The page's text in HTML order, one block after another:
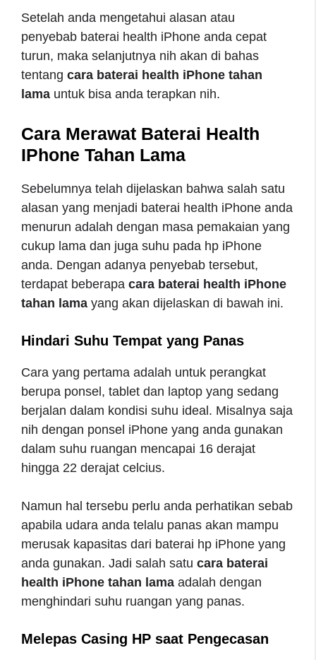
Setelah anda mengetahui alasan atau
penyebab baterai health iPhone anda cepat
turun, maka selanjutnya nih akan di bahas
tentang cara baterai health iPhone tahan
lama untuk bisa anda terapkan nih.
Cara Merawat Baterai Health
IPhone Tahan Lama
Sebelumnya telah dijelaskan bahwa salah satu
alasan yang menjadi baterai health iPhone anda
menurun adalah dengan masa pemakaian yang
cukup lama dan juga suhu pada hp iPhone
anda. Dengan adanya penyebab tersebut,
terdapat beberapa cara baterai health iPhone
tahan lama yang akan dijelaskan di bawah ini.
Hindari Suhu Tempat yang Panas
Cara yang pertama adalah untuk perangkat
berupa ponsel, tablet dan laptop yang sedang
berjalan dalam kondisi suhu ideal. Misalnya saja
nih dengan ponsel iPhone yang anda gunakan
dalam suhu ruangan mencapai 16 derajat
hingga 22 derajat celcius.
Namun hal tersebu perlu anda perhatikan sebab
apabila udara anda telalu panas akan mampu
merusak kapasitas dari baterai hp iPhone yang
anda gunakan. Jadi salah satu cara baterai
health iPhone tahan lama adalah dengan
menghindari suhu ruangan yang panas.
Melepas Casing HP saat Pengecasan